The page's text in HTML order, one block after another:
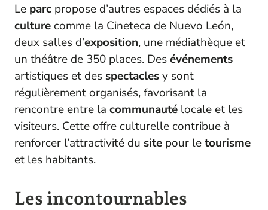
Le parc propose d’autres espaces dédiés à la
culture comme la Cineteca de Nuevo León,
deux salles d’exposition, une médiathèque et
un théâtre de 350 places. Desévénements
artistiques et des spectaclesy sont
régulièrement organisés, favorisant la
rencontre entre la communauté locale et les
visiteurs. Cette offre culturelle contribue à
renforcer l’attractivité du site pour letourisme
et les habitants.
Les incontournables